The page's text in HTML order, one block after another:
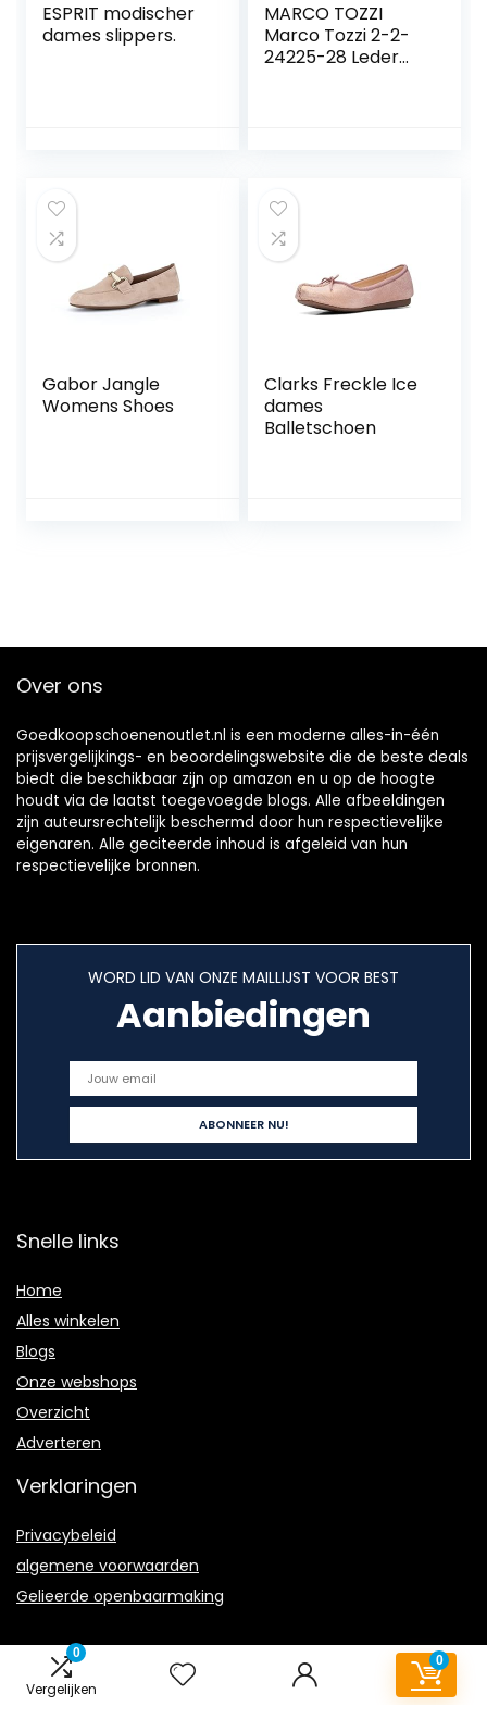
0
Vergelijken
0
ESPRIT modischer
dames slippers.
MARCO TOZZI
Marco Tozzi 2-2-
24225-28 Leder
Gabor Jangle
Womens Shoes
Clarks Freckle Ice
dames
Balletschoen
Over ons
Goedkoopschoenenoutlet.nl is een moderne alles-in-één
prijsvergelijkings- en beoordelingswebsite die de beste deals
biedt die beschikbaar zijn op amazon en u op de hoogte
houdt via de laatst toegevoegde blogs. Alle afbeeldingen
zijn auteursrechtelijk beschermd door hun respectievelijke
eigenaren. Alle geciteerde inhoud is afgeleid van hun
respectievelijke bronnen.
WORD LID VAN ONZE MAILLIJST VOOR BEST
Aanbiedingen
Snelle links
Home
Alles winkelen
Blogs
Onze webshops
Overzicht
Adverteren
Verklaringen
Privacybeleid
algemene voorwaarden
Gelieerde openbaarmaking